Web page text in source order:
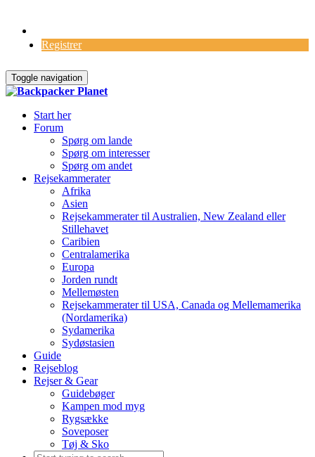
Registrer
Toggle navigation
Start her
Forum
Spørg om lande
Spørg om interesser
Spørg om andet
Rejsekammerater
Afrika
Asien
Rejsekammerater til Australien, New Zealand eller
Stillehavet
Caribien
Centralamerika
Europa
Jorden rundt
Mellemøsten
Rejsekammerater til USA, Canada og Mellemamerika
(Nordamerika)
Sydamerika
Sydøstasien
Guide
Rejseblog
Rejser & Gear
Guidebøger
Kampen mod myg
Rygsække
Soveposer
Tøj & Sko